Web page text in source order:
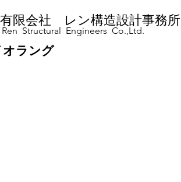
有限会社 レン構造設計事務所
Ren Structural Engineers Co.,Ltd.
オラング